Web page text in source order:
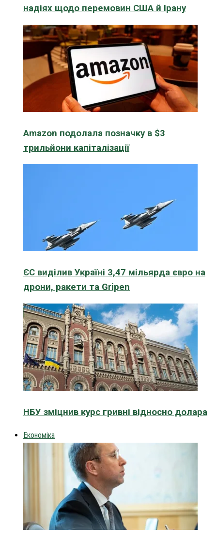
надіях щодо перемовин США й Ірану
Amazon подолала позначку в $3
трильйони капіталізації
ЄС виділив Україні 3,47 мільярда євро на
дрони, ракети та Gripen
НБУ зміцнив курс гривні відносно долара
Економіка